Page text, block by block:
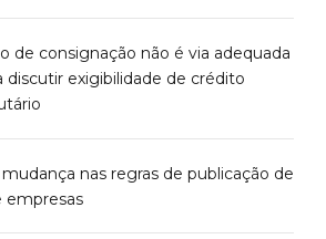
de consignação não é via adequada
discutir exigibilidade de crédito
nas regras de publicação de
empresas